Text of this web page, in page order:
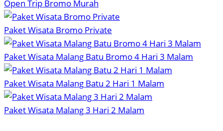
Open Trip Bromo Murah
Paket Wisata Bromo Private
Paket Wisata Malang Batu Bromo 4 Hari 3 Malam
Paket Wisata Malang Batu 2 Hari 1 Malam
Paket Wisata Malang 3 Hari 2 Malam